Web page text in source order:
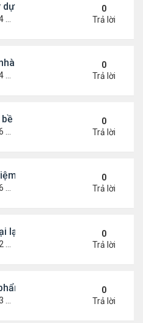
sự sống' lạnh nhất vũ trụ
pm
0
Trả lời
pm
0
Trả lời
mặt Mặt Trăng chụp từ Trái
0
Trả lời
kính viễn vọng James Webb
0
Trả lời
lạm phát' cách đây 500 năm
0
Trả lời
tốt cho người cao huyết
0
Trả lời